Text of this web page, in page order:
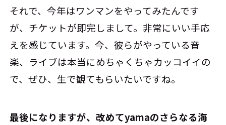
それで、今年はワンマンをやってみたんです
が、チケットが即完しまして。非常にいい手応
えを感じています。今、彼らがやっている音
楽、ライブは本当にめちゃくちゃカッコイイの
で、ぜひ、生で観てもらいたいですね。
――最後になりますが、改めてyamaのさらなる海